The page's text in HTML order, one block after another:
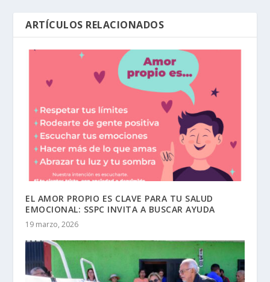
ARTÍCULOS RELACIONADOS
EL AMOR PROPIO ES CLAVE PARA TU SALUD
EMOCIONAL: SSPC INVITA A BUSCAR AYUDA
19 marzo, 2026